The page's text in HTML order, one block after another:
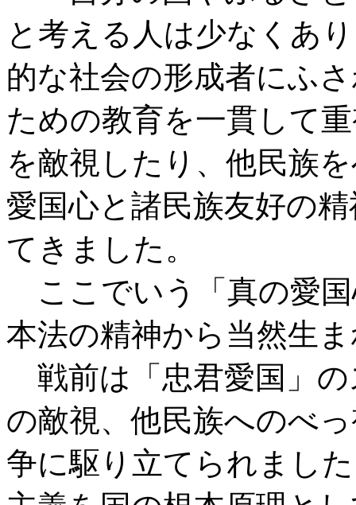
と考える人は少なくあ
的な社会の形成者にふ
ための教育を一貫して
を敵視したり、他民族
愛国心と諸民族友好の
てきました。
ここでいう「真の愛
本法の精神から当然生
戦前は「忠君愛国」
の敵視、他民族へのべ
争に駆り立てられまし